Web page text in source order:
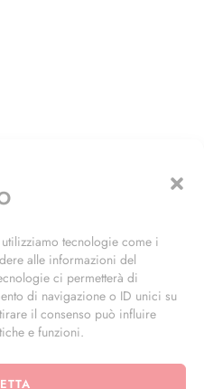
tecnologie come i
alle informazioni del
ci permetterà di
di navigazione o ID unici su
il consenso può influire
e funzioni.
Sul Naviglio (MI)